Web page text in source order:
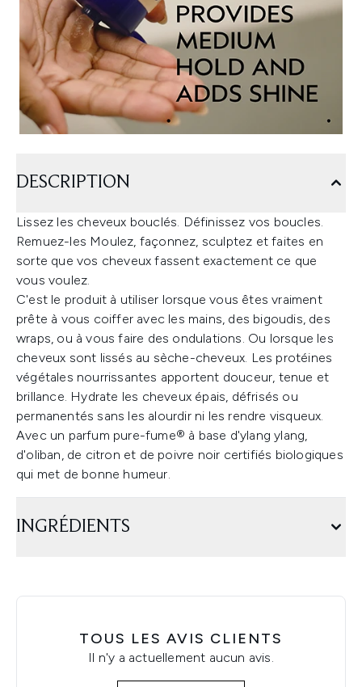
DESCRIPTION
Lissez les cheveux bouclés. Définissez vos boucles.
Remuez-les Moulez, façonnez, sculptez et faites en
sorte que vos cheveux fassent exactement ce que
vous voulez.
C'est le produit à utiliser lorsque vous êtes vraiment
prête à vous coiffer avec les mains, des bigoudis, des
wraps, ou à vous faire des ondulations. Ou lorsque les
cheveux sont lissés au sèche-cheveux. Les protéines
végétales nourrissantes apportent douceur, tenue et
brillance. Hydrate les cheveux épais, défrisés ou
permanentés sans les alourdir ni les rendre visqueux.
Avec un parfum pure-fume® à base d'ylang ylang,
d'oliban, de citron et de poivre noir certifiés biologiques
qui met de bonne humeur.
INGRÉDIENTS
TOUS LES AVIS CLIENTS
Il n'y a actuellement aucun avis.